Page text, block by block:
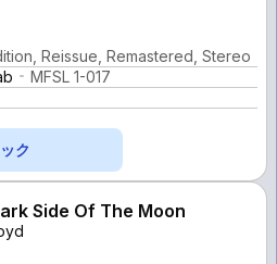
Reissue, Remastered, Stereo
MFSL 1-017
ク
Side Of The Moon